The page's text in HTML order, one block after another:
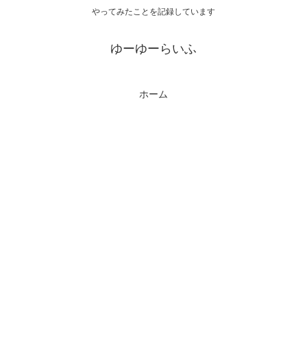
やってみたことを記録しています
ゆーゆーらいふ
ホーム